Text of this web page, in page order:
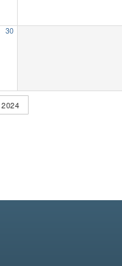
30
2024